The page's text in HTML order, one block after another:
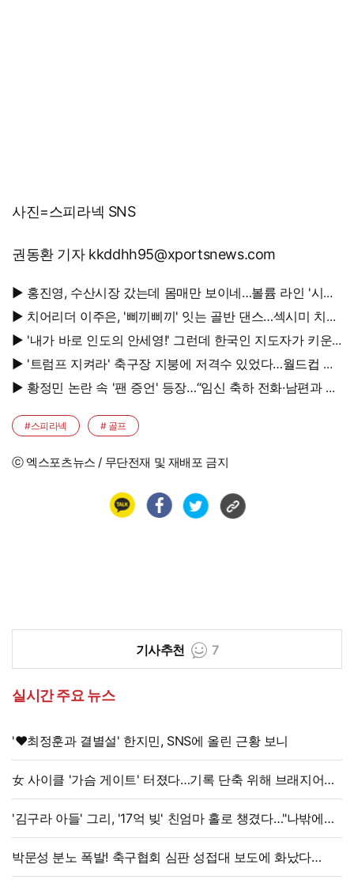
사진=스피라넥 SNS
권동환 기자 kkddhh95@xportsnews.com
▶ 홍진영, 수산시장 갔는데 몸매만 보이네…볼륨 라인 '시선
강탈'
▶ 치어리더 이주은, '삐끼삐끼' 잇는 골반 댄스…섹시미 치사
량
▶ '내가 바로 인도의 안세영!' 그런데 한국인 지도자가 키운
다
▶ '트럼프 지켜라' 축구장 지붕에 저격수 있었다…월드컵 결
승전 비화
▶ 황정민 논란 속 '팬 증언' 등장…“임신 축하 전화·남편과 식
사도”
#스피라넥 # 골프
ⓒ 엑스포츠뉴스 / 무단전재 및 재배포 금지
기사추천 7
실시간 주요 뉴스
'♥최정훈과 결별설' 한지민, SNS에 올린 근황 보니
女 사이클 '가슴 게이트' 터졌다…기록 단축 위해 브래지어에
솜 넣는다?
'김구라 아들' 그리, '17억 빚' 친엄마 홀로 챙겼다…"나밖에
없어, 연락 꾸준히 하는 중"
박문성 분노 폭발! 축구협회 심판 성접대 보도에 화났다
"국제 문제로 비화될 수 있어"